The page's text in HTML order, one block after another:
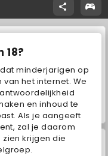
18?
minderjarigen op
het internet. We
en inhoud te
Als je aangeeft
zal je daarom
krijgen die
Object: Street of Secrets